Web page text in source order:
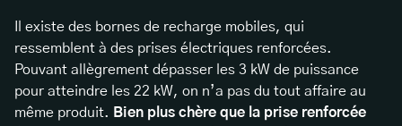
Il existe des bornes de recharge mobiles, qui
ressemblent à des prises électriques renforcées.
Pouvant allègrement dépasser les 3 kW de puissance
pour atteindre les 22 kW, on n’a pas du tout affaire au
même produit. Bien plus chère que la prise renforcée